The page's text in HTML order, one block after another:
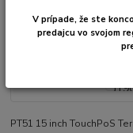
PT51 15 inch TouchPoS
V prípade, že ste
predajcu vo svojom